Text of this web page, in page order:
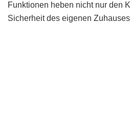
Funktionen heben nicht nur den
Sicherheit des eigenen